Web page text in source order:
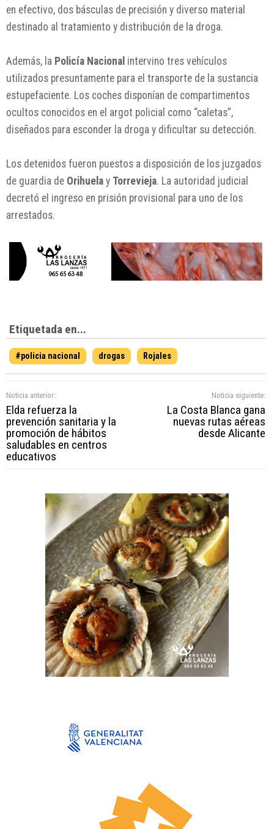
en efectivo, dos básculas de precisión y diverso material
destinado al tratamiento y distribución de la droga.
Además, la Policía Nacional intervino tres vehículos
utilizados presuntamente para el transporte de la sustancia
estupefaciente. Los coches disponían de compartimentos
ocultos conocidos en el argot policial como “caletas”,
diseñados para esconder la droga y dificultar su detección.
Los detenidos fueron puestos a disposición de los juzgados
de guardia de Orihuela y Torrevieja. La autoridad judicial
decretó el ingreso en prisión provisional para uno de los
arrestados.
Etiquetada en...
#policia nacional drogas Rojales
Noticia anterior:
Elda refuerza la
prevención sanitaria y la
promoción de hábitos
saludables en centros
educativos
Noticia siguiente:
La Costa Blanca gana
nuevas rutas aéreas
desde Alicante